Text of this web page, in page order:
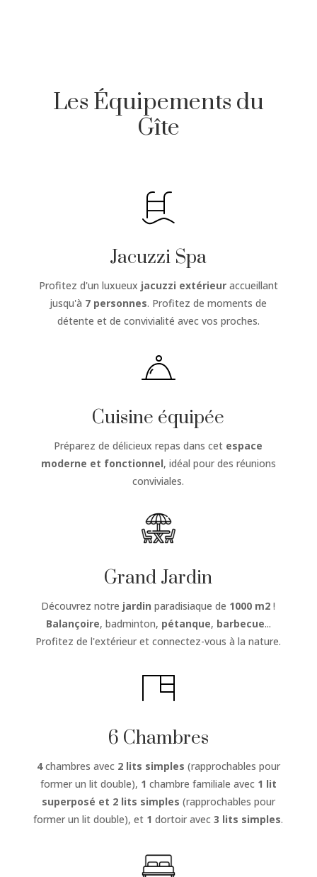
Les Équipements du
Gîte
Jacuzzi Spa
Profitez d'un luxueux jacuzzi extérieuraccueillant
jusqu'à 7 personnes. Profitez de moments de
détente et de convivialité avec vos proches.
Cuisine équipée
Préparez de délicieux repas dans cet espace
moderne et fonctionnel, idéal pour des réunions
conviviales.
Grand Jardin
Découvrez notre jardin paradisiaque de 1000 m2 !
Balançoire, badminton, pétanque, barbecue...
Profitez de l'extérieur et connectez-vous à la nature.
6 Chambres
4chambres avec 2 lits simples (rapprochables pour
former un lit double), 1 chambre familiale avec 1 lit
superposé et 2 lits simples (rapprochables pour
former un lit double), et 1 dortoir avec3 lits simples.